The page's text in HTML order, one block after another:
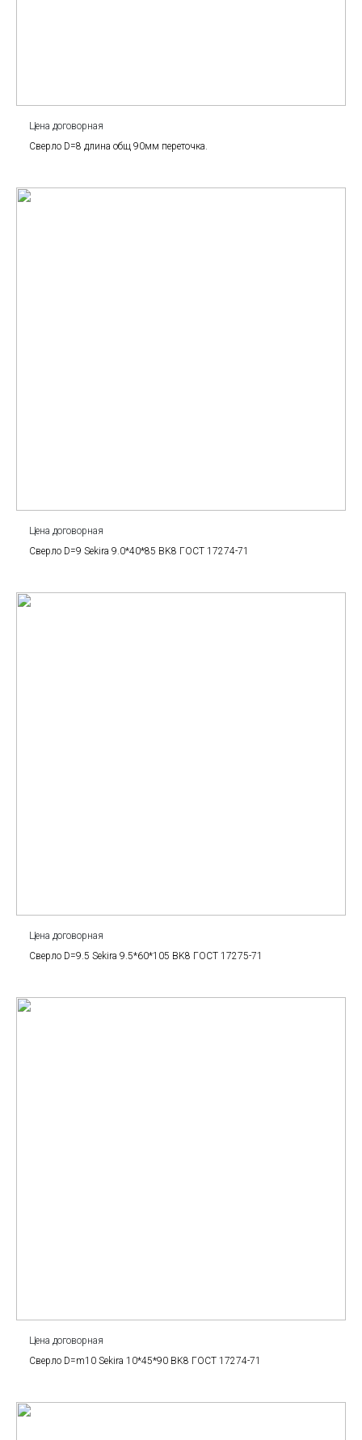
Цена договорная
Сверло D=8 длина общ 90мм переточка.
Цена договорная
Сверло D=9 Sekira 9.0*40*85 BK8 ГОСТ 17274-71
Цена договорная
Сверло D=9.5 Sekira 9.5*60*105 BK8 ГОСТ 17275-71
Цена договорная
Сверло D=m10 Sekira 10*45*90 BK8 ГОСТ 17274-71